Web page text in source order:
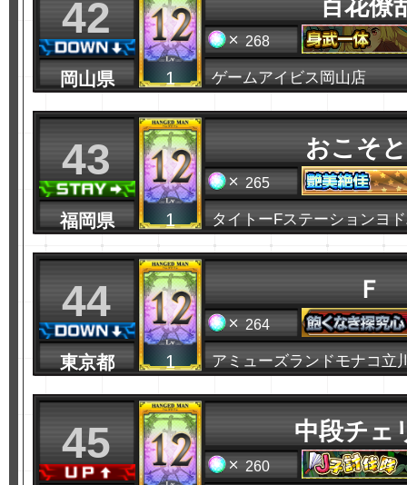
42
岡山県 1
百花僚
268
ゲームアイビス岡山店
43
福岡県 1
おこそ
265
タイトーFステーションヨ
44
東京都 1
Ｆ
264
アミューズランドモナコ立
45 中段チェ
260